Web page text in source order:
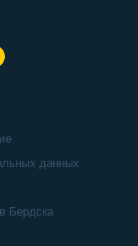
данных
Бердска